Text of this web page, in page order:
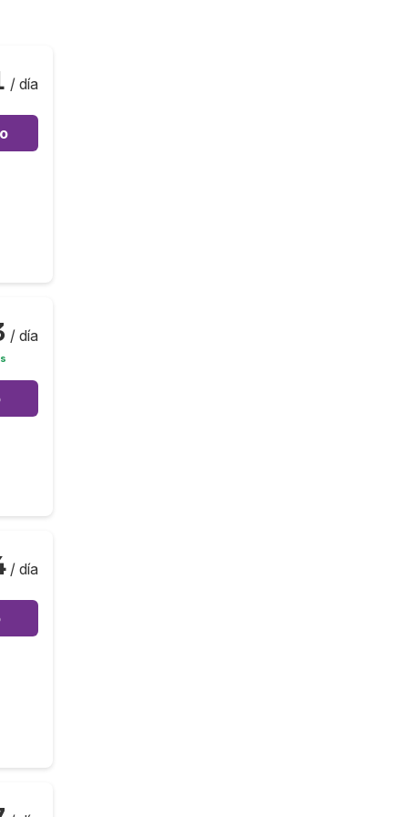
/ día
/ día
/ día